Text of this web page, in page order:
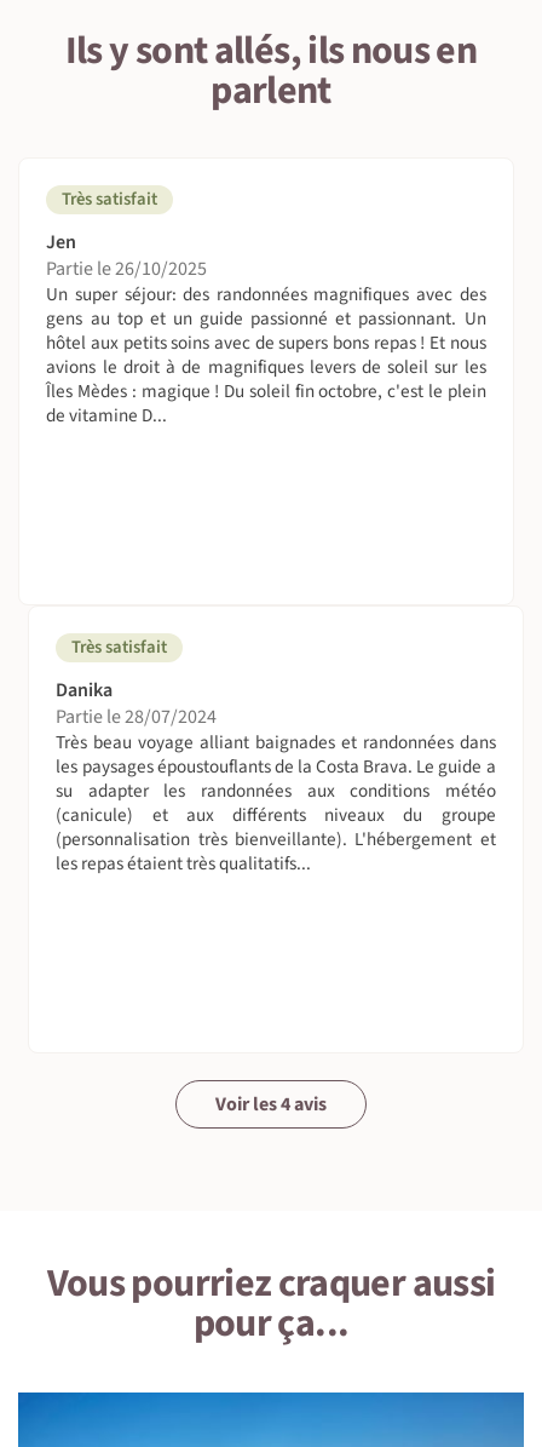
1 • Détails du voyage
Niveau physique et préparation
heures en moyenne, sur sentiers côtiers, bien tracés et
entretenus, avec quelques passages sur de légers éboulis,
ou sur des plages de sable, aucune difficulté notable sur
l'intégralité du circuit.
On sera combien ?
De 5 à 14 personnes. Nous vous informons que ce voyage
est proposé en collaboration avec des partenaires et sera
en co-remplissage avec d'autres voyageurs
Vous pouvez souscrire lors de votre réservation un
supplément pour bénéficier d’une chambre individuelle
(dans les hébergements où cela est possible), à partir de
229€ selon les dates et disponibilités.
A table !
Pension complète du déjeuner du jour 1 au petit déjeuner
du jour 6, petit-déjeuner et dîner pris au restaurant.
Les repas du midi seront préparés par vos hôtes sous
forme de pique-nique, et mis dans le sac le matin avant le
Accompagnateur en montagne connaissant bien le massif
Vos bagages voyagent aussi...
Ils y sont allés, ils nous en
parlent
Très satisfait
Jen
Partie le 26/10/2025
Un super séjour: des randonnées magnifiques avec des
gens au top et un guide passionné et passionnant. Un
hôtel aux petits soins avec de supers bons repas ! Et nous
avions le droit à de magnifiques levers de soleil sur les
Îles Mèdes : magique ! Du soleil fin octobre, c'est le plein
de vitamine D...
Très satisfait
Danika
Partie le 28/07/2024
Très beau voyage alliant baignades et randonnées dans
les paysages époustouflants de la Costa Brava. Le guide a
su adapter les randonnées aux conditions météo
(canicule) et aux différents niveaux du groupe
(personnalisation très bienveillante). L'hébergement et
les repas étaient très qualitatifs...
Voir les 4 avis
Vous pourriez craquer aussi
pour ça...